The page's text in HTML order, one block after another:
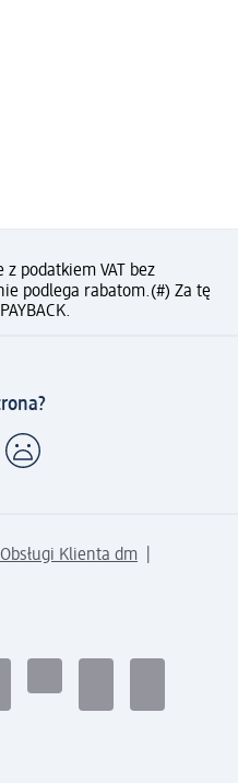
z podatkiem VAT bez
podlega rabatom.(#) Za tę
Klienta dm